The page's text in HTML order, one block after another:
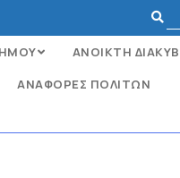
ΑΝΟΙΚΤΗ
ΑΝΑΦΟΡΈΣ ΠΟΛΙΤΏΝ